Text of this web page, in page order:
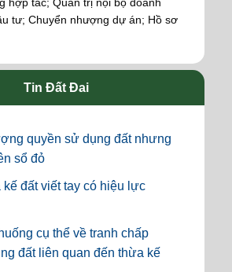
tư; Chuyển nhượng dự án; Hồ sơ
Tin Đất Đai
quyền sử dụng đất nhưng
sổ đỏ
đất viết tay có hiệu lực
cụ thể về tranh chấp
đất liên quan đến thừa kế